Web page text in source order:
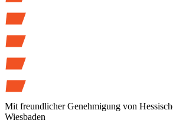
Mit freundlicher Genehmigung von
Wiesbaden